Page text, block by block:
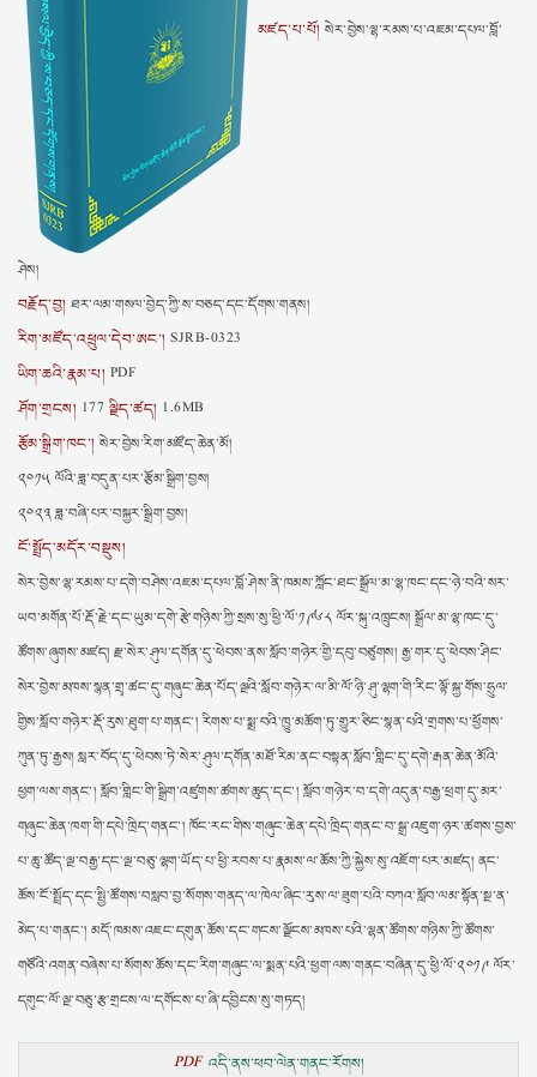
མཛད་པ་པོ། སེར་བྱེས་ལྷ་རམས་པ་འཇམ་དཔལ་བློ་
ཤེས།
བརྗོད་བྱ། ཐར་ལམ་གསལ་བྱེད་ཀྱི་ས་བཅད་དང་དོགས་གནས།
རིག་མཛོད་འཕྲུལ་དེབ་ཨང་། SJRB-0323
ཡིག་ཆའི་རྣམ་པ། PDF
ཤོག་གྲངས། 177 ལྗིད་ཚད། 1.6MB
རྩོམ་སྒྲིག་ཁང་།སེར་བྱེས་རིག་མཛོད་ཆེན་མོ།
༢༠༡༥ ལོའི་ཟླ་བདུན་པར་རྩོམ་སྒྲིག་བྱས།
༢༠༢༣ ཟླ་བཞི་པར་བསྐྱར་སྒྲིག་བྱས།
ངོ་སྤྲོད་མདོར་བསྡུས།
སེར་བྱེས་ལྷ་རམས་པ་དགེ་བཤེས་འཇམ་དཔལ་བློ་ཤེས་ནི་ཁམས་ཀློང་ཐང་སྒྲོལ་མ་ལྷ་ཁང་དང་ཉེ་བའི་སར་
ཡབ་མགོན་པོ་རྡོ་རྗེ་དང་ཡུམ་དགེ་རྩེ་གཉིས་ཀྱི་སྲས་སུ་ཕྱི་ལོ་༡༩༦༨ ལོར་སྐུ་འཁྲུངས། སྒྲོལ་མ་ལྷ་ཁང་དུ་
ཚོགས་ཞུགས་མཛད། རྫ་སེར་ཤུལ་དགོན་དུ་ཕེབས་ནས་སློབ་གཉེར་གྱི་དབུ་བཙུགས། རྒྱ་གར་དུ་ཕེབས་ཤིང་
སེར་བྱེས་མཁས་སྙན་གྲྭ་ཚང་དུ་གཞུང་ཆེན་པོད་ལྔའི་སློབ་གཉེར་ལ་མི་ལོ་ཉི་ཤུ་ལྷག་གི་རིང་ལྟོ་སྐྱ་གོས་ཧྲུལ་
གྱིས་སློབ་གཉེར་རྡོ་རུས་ཐུག་པ་གནང་། རིགས་པ་སྨྲ་བའི་ཁྱུ་མཆོག་ཏུ་གྱུར་ཅིང་སྙན་པའི་གྲགས་པ་ཕྱོགས་
ཀུན་ཏུ་རྒྱས། སླར་བོད་དུ་ཕེབས་ཏེ་སེར་ཤུལ་དགོན་མཐོ་རིམ་ནང་བསྟན་སློབ་གླིང་དུ་དགེ་རྒན་ཆེན་མོའི་
ཕྱག་ལས་གནང་། སློབ་གླིང་གི་སྒྲིག་འཛུགས་ཚགས་ཆུད་དང་། སློབ་གཉེར་བ་དགེ་འདུན་བརྒྱ་ཕྲག་དུ་མར་
གཞུང་ཆེན་ཁག་གི་དཔེ་ཁྲིད་གནང་། ཁོང་རང་གིས་གཞུང་ཆེན་དཔེ་ཁྲིད་གནང་བ་སྒྲ་འཇུག་ཉར་ཚགས་བྱས་
པ་ཆུ་ཚོད་ལྔ་བརྒྱ་དང་ལྔ་བཅུ་ལྷག་ཡོད་པ་ཕྱི་རབས་པ་རྣམས་ལ་ཆོས་ཀྱི་སྐྱེས་སུ་འཇོག་པར་མཛད། ནང་
ཆོས་ངོ་སྤྲོད་དང་སྤྱི་ཚོགས་བསླབ་བྱ་སོགས་གནད་ལ་ཁེལ་ཞིང་རུས་ལ་ཟུག་པའི་བཀའ་སློབ་ལམ་སྟོན་སྔ་ན་
མེད་པ་གནང་། མདོ་ཁམས་འཇང་དགུན་ཆོས་དང་གངས་ལྗོངས་མཁས་པའི་ལྷན་ཚོགས་གཉིས་ཀྱི་ཚོགས་
གཙོའི་འགན་བཞེས་པ་སོགས་ཆོས་དང་རིག་གཞུང་ལ་སྨན་པའི་ཕྱག་ལས་གནང་བཞིན་དུ་ཕྱི་ལོ་༢༠༡༩ ལོར་
དགུང་ལོ་ལྔ་བཅུ་རྩ་གྲངས་ལ་དགོངས་པ་ཞི་དབྱིངས་སུ་གཏད།
PDF འདི་ནས་ཕབ་ལེན་གནང་རོགས།